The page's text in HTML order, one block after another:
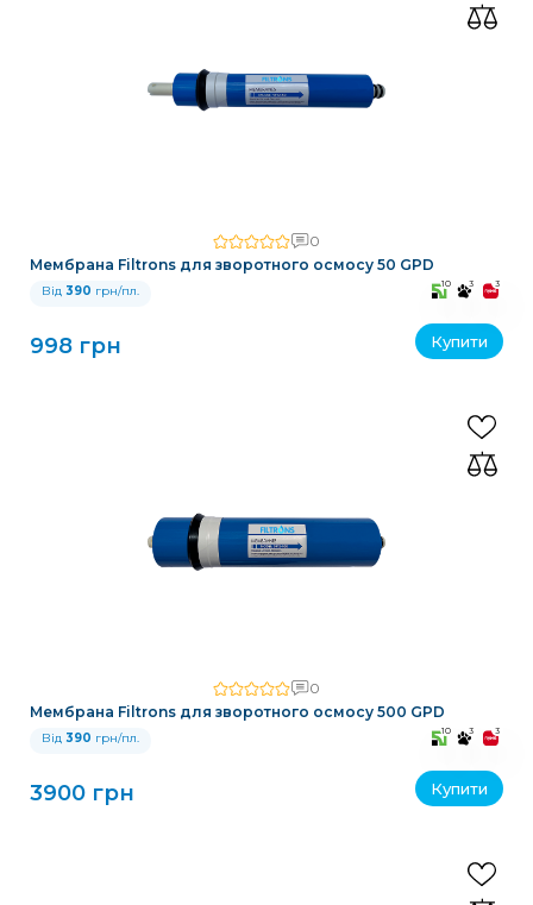
0
Мембрана Filtrons для зворотного осмосу 50 GPD
Від 390 грн/пл. 10 3 3
998 грн Купити
0
Мембрана Filtrons для зворотного осмосу 500 GPD
Від 390 грн/пл. 10 3 3
3900 грн Купити